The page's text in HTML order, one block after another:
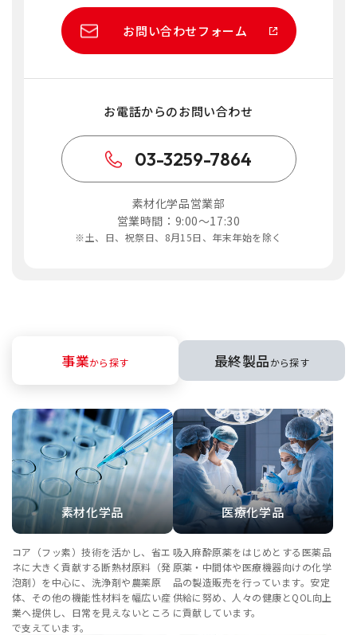
お問い合わせフォーム
お電話からのお問い合わせ
03-3259-7864
素材化学品営業部
営業時間：9:00～17:30
※土、日、祝祭日、8月15日、年末年始を除く
事業から探す 最終製品から探す
素材化学品
コア（フッ素）技術を活かし、省エ
ネに大きく貢献する断熱材原料（発
泡剤）を中心に、洗浄剤や農薬原
体、その他の機能性材料を幅広い産
業へ提供し、日常を見えないところ
で支えています。
医療化学品
吸入麻酔原薬をはじめとする医薬品
原薬・中間体や医療機器向けの化学
品の製造販売を行っています。安定
供給に努め、人々の健康とQOL向上
に貢献しています。